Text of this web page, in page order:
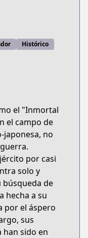
Histórico
el "Inmortal
el campo de
no
por casi
solo y
búsqueda de
hecha a su
por el áspero
sus
sido en